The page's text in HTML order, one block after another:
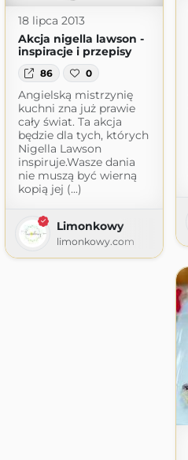
toskaniau
18 lipca 2013
Akcja nigella lawson -
inspiracje i przepisy
86 0
Angielską mistrzynię
kuchni zna już prawie
cały świat. Ta akcja
będzie dla tych, których
Nigella Lawson
inspiruje.Wasze dania
nie muszą być wierną
kopią jej (...)
Limonkowy
limonkowy.com